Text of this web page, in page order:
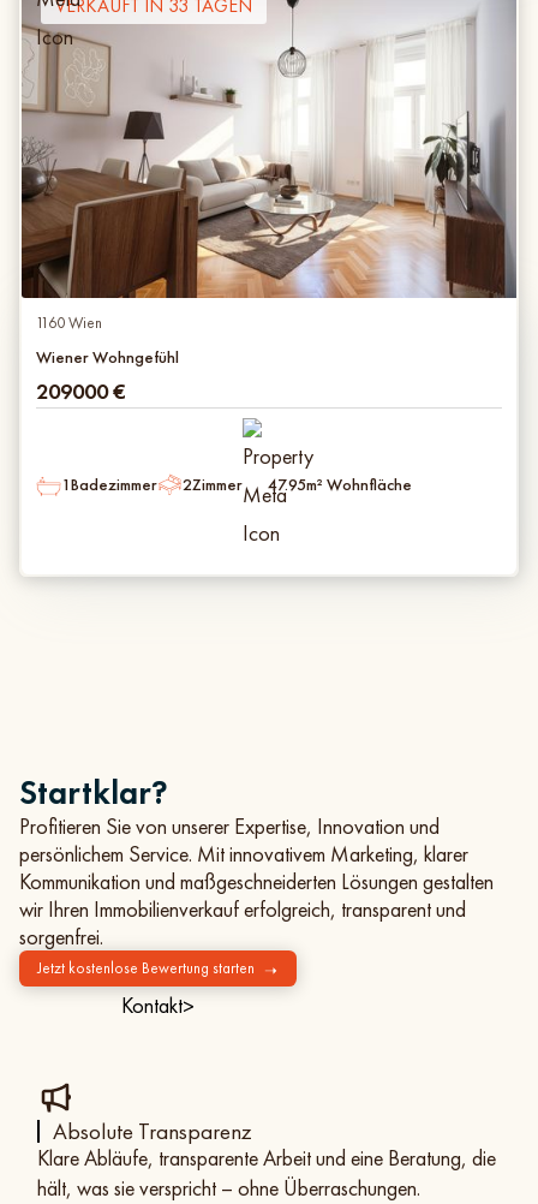
VERKAUFT IN 33 TAGEN
1160 Wien
Wiener Wohngefühl
209000€
1Badezimmer 2Zimmer 47.95m² Wohnfläche
Startklar?
Profitieren Sie von unserer Expertise, Innovation und
persönlichem Service. Mit innovativem Marketing, klarer
Kommunikation und maßgeschneiderten Lösungen gestalten
wir Ihren Immobilienverkauf erfolgreich, transparent und
sorgenfrei.
Jetzt kostenlose Bewertung starten ➝
Kontakt>
Absolute Transparenz
Klare Abläufe, transparente Arbeit und eine Beratung, die
hält, was sie verspricht – ohne Überraschungen.